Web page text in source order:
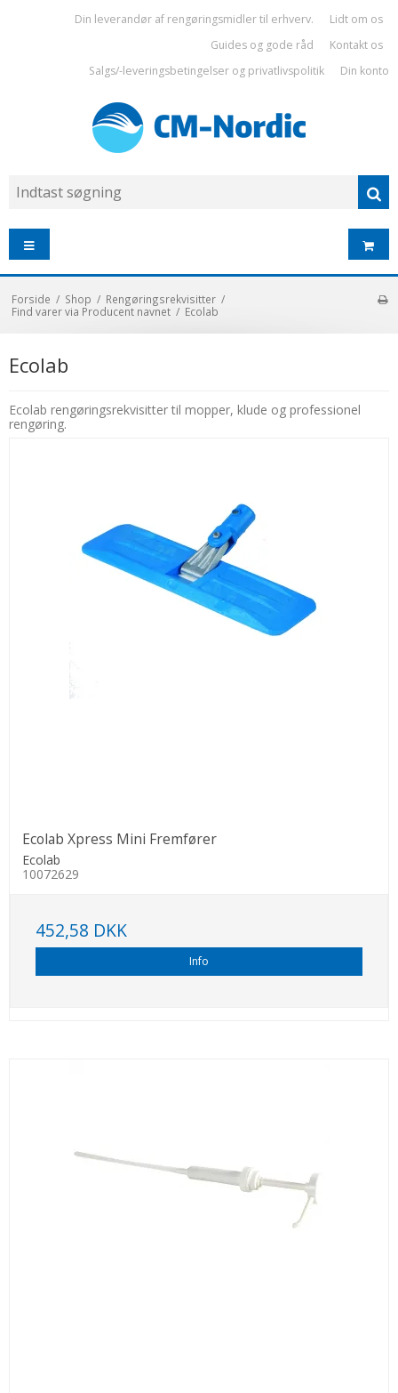
Din leverandør af rengøringsmidler til erhverv.
Lidt om os
Guides og gode råd
Kontakt os
Salgs/-leveringsbetingelser og privatlivspolitik
Din konto
Forside / Shop / Rengøringsrekvisitter /
Find varer via Producent navnet / Ecolab
Ecolab
Ecolab rengøringsrekvisitter til mopper, klude og professionel
rengøring.
Ecolab Xpress Mini Fremfører
Ecolab
10072629
452,58 DKK
Info